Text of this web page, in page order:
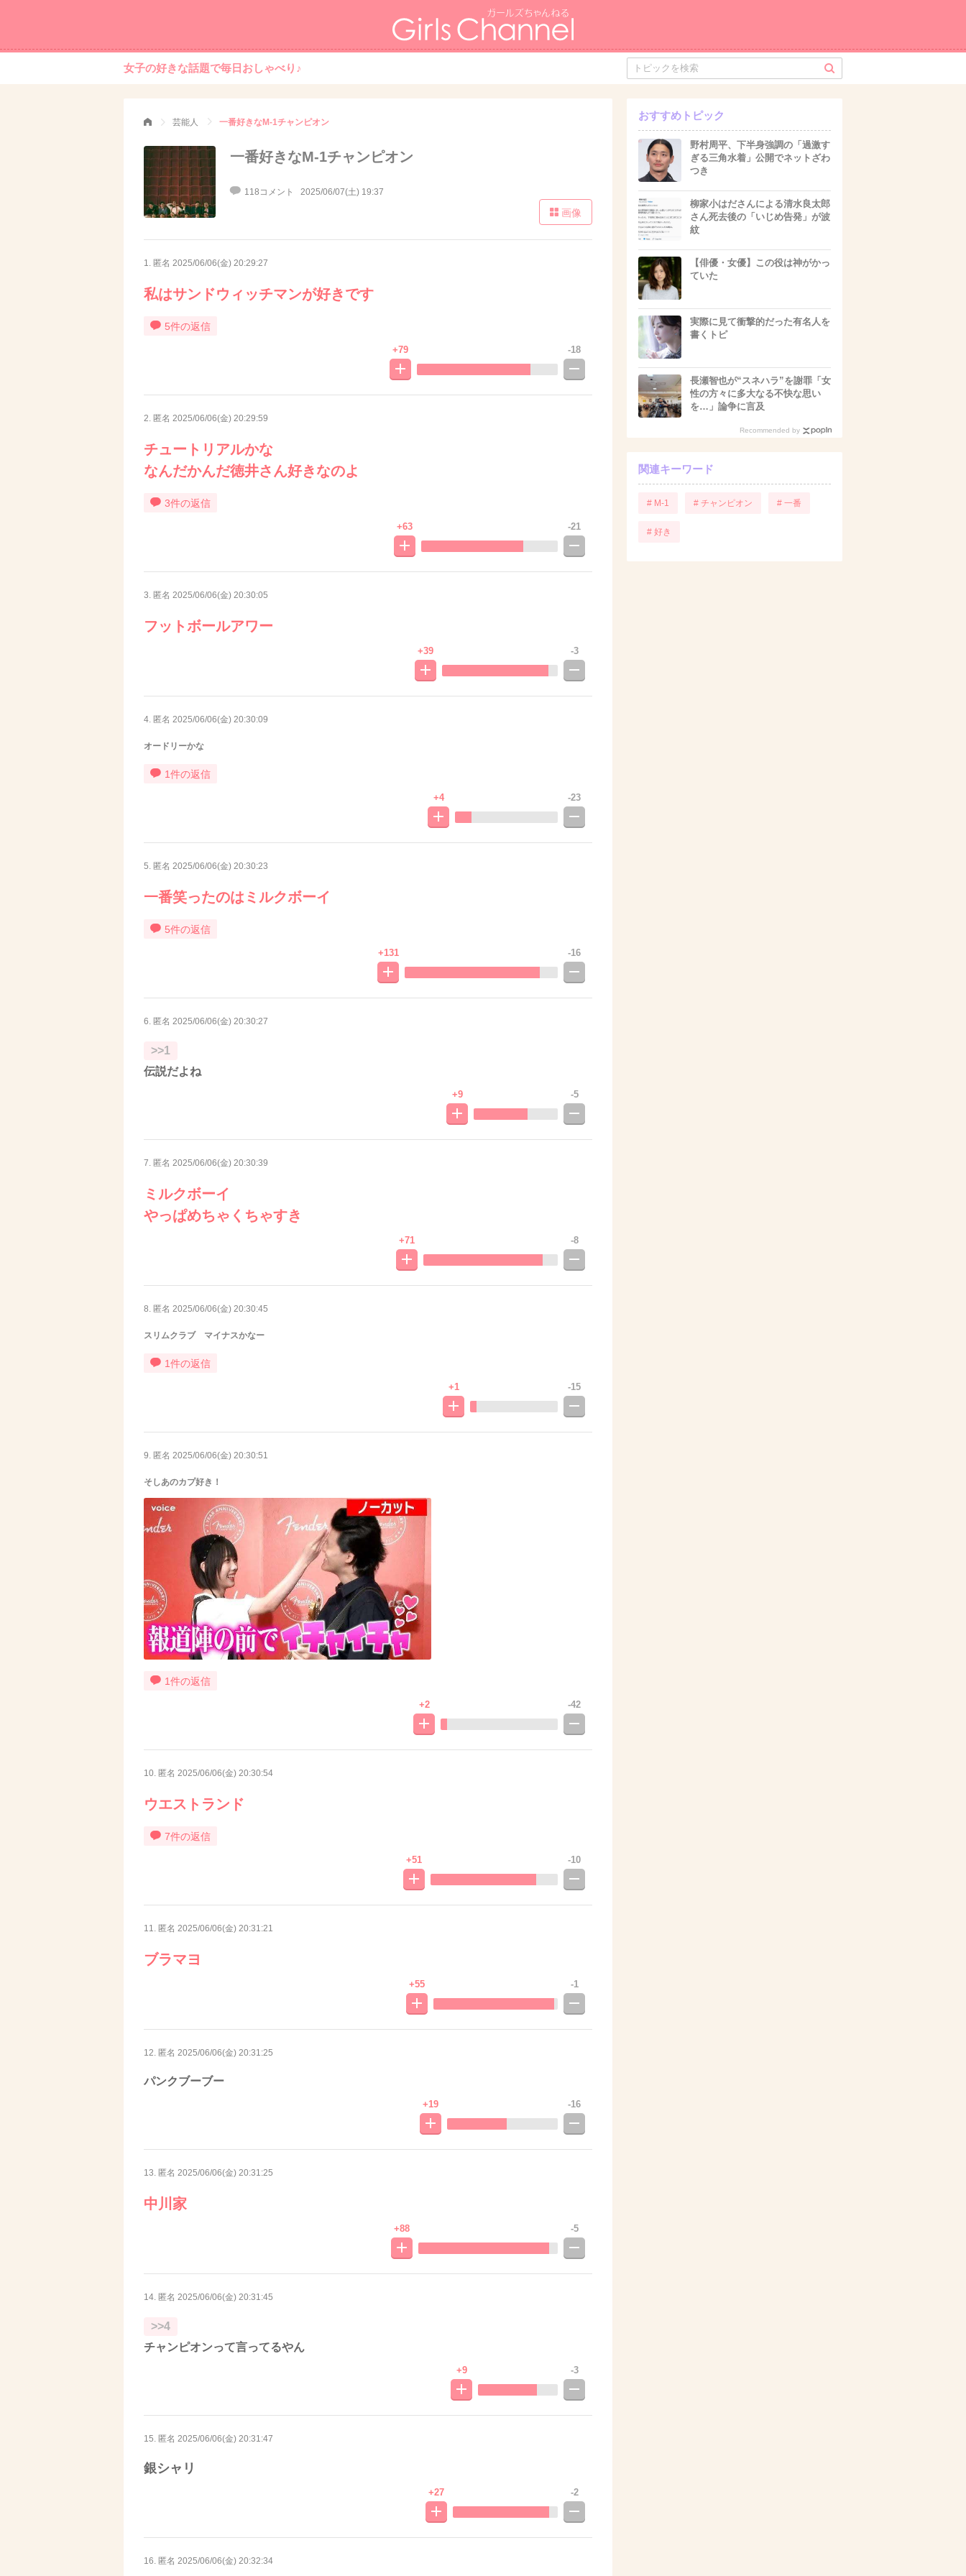
女子の好きな話題で毎日おしゃべり♪
芸能人 一番好きなM-1チャンピオン
一番好きなM-1チャンピオン
118コメント 2025/06/07(土) 19:37
画像
1. 匿名 2025/06/06(金) 20:29:27
私はサンドウィッチマンが好きです
5件の返信
+79 -18
2. 匿名 2025/06/06(金) 20:29:59
チュートリアルかな
なんだかんだ徳井さん好きなのよ
3件の返信
+63 -21
3. 匿名 2025/06/06(金) 20:30:05
フットボールアワー
+39 -3
4. 匿名 2025/06/06(金) 20:30:09
オードリーかな
1件の返信
+4 -23
5. 匿名 2025/06/06(金) 20:30:23
一番笑ったのはミルクボーイ
5件の返信
+131 -16
6. 匿名 2025/06/06(金) 20:30:27
>>1
伝説だよね
+9 -5
7. 匿名 2025/06/06(金) 20:30:39
ミルクボーイ
やっぱめちゃくちゃすき
+71 -8
8. 匿名 2025/06/06(金) 20:30:45
スリムクラブ マイナスかなー
1件の返信
+1 -15
9. 匿名 2025/06/06(金) 20:30:51
そしあのカプ好き！
1件の返信
+2 -42
10. 匿名 2025/06/06(金) 20:30:54
ウエストランド
7件の返信
+51 -10
11. 匿名 2025/06/06(金) 20:31:21
ブラマヨ
+55 -1
12. 匿名 2025/06/06(金) 20:31:25
パンクブーブー
+19 -16
13. 匿名 2025/06/06(金) 20:31:25
中川家
+88 -5
14. 匿名 2025/06/06(金) 20:31:45
>>4
チャンピオンって言ってるやん
+9 -3
15. 匿名 2025/06/06(金) 20:31:47
銀シャリ
+27 -2
16. 匿名 2025/06/06(金) 20:32:34
おすすめトピック
野村周平、下半身強調の「過激す
ぎる三角水着」公開でネットざわ
つき
柳家小はださんによる清水良太郎
さん死去後の「いじめ告発」が波
紋
【俳優・女優】この役は神がかっ
ていた
実際に見て衝撃的だった有名人を
書くトピ
長瀬智也が“スネハラ”を謝罪「女
性の方々に多大なる不快な思い
を…」論争に言及
Recommended by
関連キーワード
# M-1 # チャンピオン # 一番
# 好き